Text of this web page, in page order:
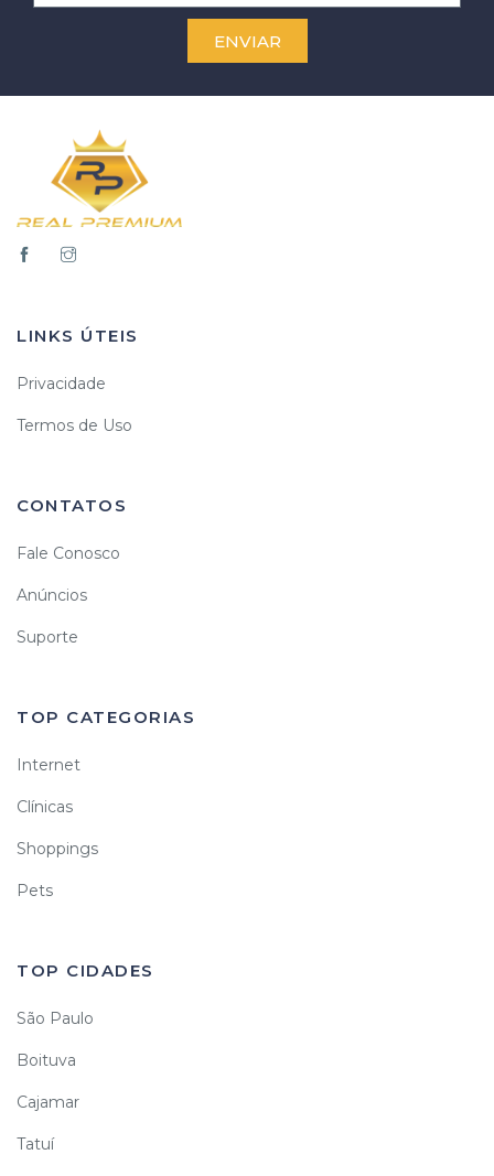
ENVIAR
LINKS ÚTEIS
Privacidade
Termos de Uso
CONTATOS
Fale Conosco
Anúncios
Suporte
TOP CATEGORIAS
Internet
Clínicas
Shoppings
Pets
TOP CIDADES
São Paulo
Boituva
Cajamar
Tatuí